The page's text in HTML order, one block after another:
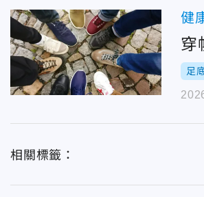
健
穿
足
相關標籤：